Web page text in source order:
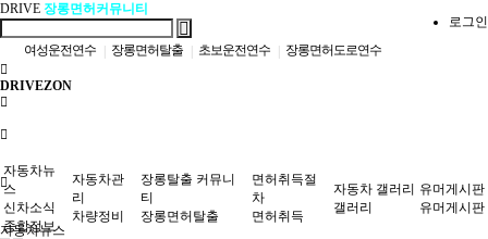
로그인
DRIVE 장롱면허커뮤니티
여성운전연수 장롱면허탈출 초보운전연수
장롱면허도로연수
DRIVEZON
자동차뉴스
자동차뉴
스
신차소식
종합정보
자동차관
리
차량정비
장롱탈출 커뮤니
티
장롱면허탈출
면허취득절
차
면허취득
자동차 갤러리
갤러리
유머게시판
유머게시판